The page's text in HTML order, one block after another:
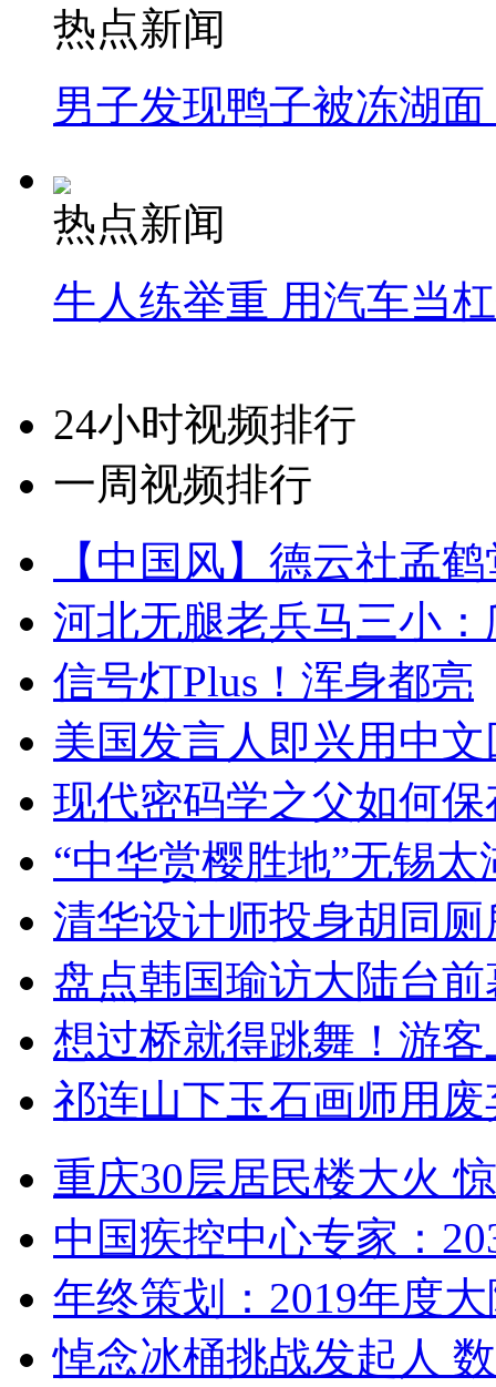
热点新闻
男子发现鸭子被冻湖
热点新闻
牛人练举重 用汽车当
24小时视频排行
一周视频排行
【中国风】德云社孟
河北无腿老兵马三小
信号灯Plus！浑身都亮
美国发言人即兴用中
现代密码学之父如何
“中华赏樱胜地”无锡
清华设计师投身胡同
盘点韩国瑜访大陆台
想过桥就得跳舞！游客
祁连山下玉石画师用
重庆30层居民楼大火
中国疾控中心专家：
年终策划：2019年度
悼念冰桶挑战发起人